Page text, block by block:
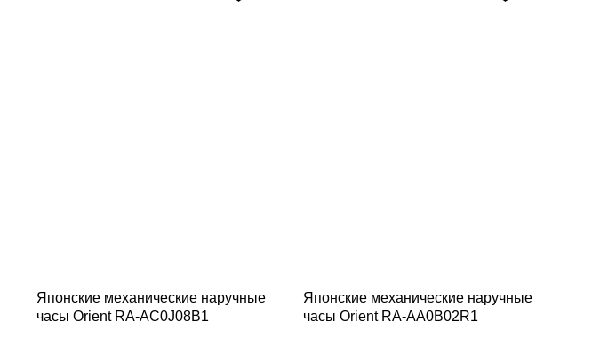
Японские механические наручные
часы Orient RA-AC0J08B1
Японские механические наручные
часы Orient RA-AA0B02R1